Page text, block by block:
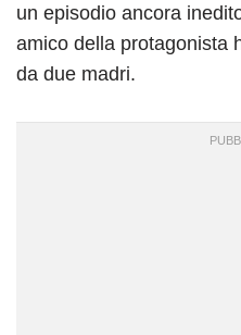
un episodio ancora
amico della protagonista
da due madri.